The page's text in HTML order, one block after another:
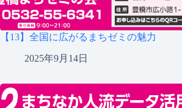
【13】全国に広がるまちゼミの魅力
2025年9月14日